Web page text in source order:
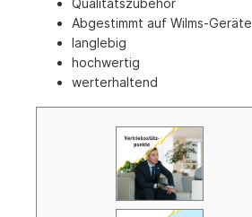
Qualitätszubehör
Abgestimmt auf Wilms-Geräte
langlebig
hochwertig
werterhaltend